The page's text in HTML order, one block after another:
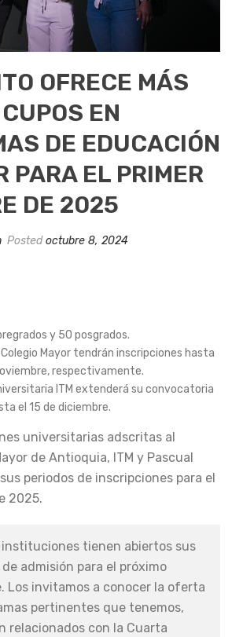
OFRECE MÁS
EN
DE EDUCACIÓN
PARA EL PRIMER
DE 2025
Posted octubre 8, 2024
y 50 posgrados.
Mayor tendrán inscripciones hasta
respectivamente.
ITM extenderá su convocatoria
el 15 de diciembre.
universitarias adscritas al
de Antioquia, ITM y Pascual
periodos de inscripciones para el
2025.
instituciones tienen abiertos sus
admisión para el próximo
Los invitamos a conocer la oferta
pertinentes que tenemos,
relacionados con la Cuarta